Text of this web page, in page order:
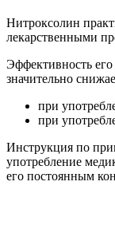
Нитроксолин
лекарственными
Эффективность
значительно
при
при
Инструкция по
употребление
его постоянным